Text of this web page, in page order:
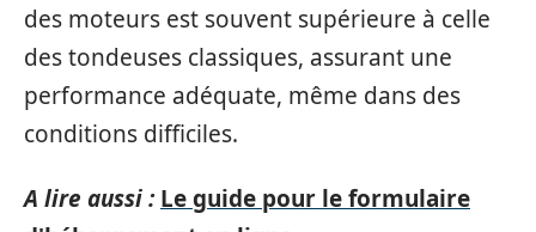
des moteurs est souvent supérieure à celle
des tondeuses classiques, assurant une
performance adéquate, même dans des
conditions difficiles.
A lire aussi : Le guide pour le formulaire